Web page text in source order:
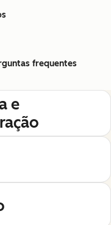
frequentes
e